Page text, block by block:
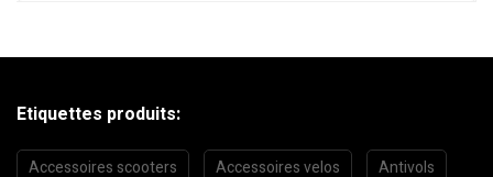
Etiquettes produits:
Accessoires scooters Accessoires velos Antivols